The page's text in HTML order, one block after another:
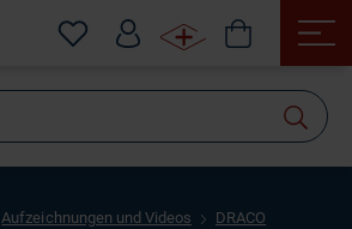
Aufzeichnungen und Videos
DRACO
suchen